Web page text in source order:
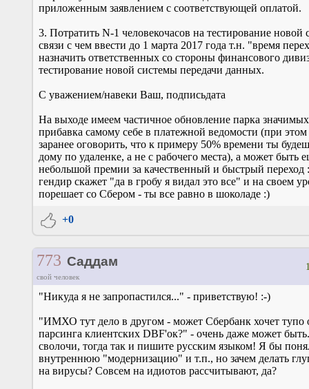
приложенным заявлением с соответствующей оплатой.
3. Потратить N-1 человекочасов на тестирование новой
связи с чем ввести до 1 марта 2017 года т.н. "время
назначить ответственных со стороны финансового
тестирование новой системы передачи данных.
С уважением/навеки Ваш, подписьдата
На выходе имеем частичное обновление парка
прибавка самому себе в платежной ведомости (при
заранее оговорить, что к примеру 50% времени ты
дому по удаленке, а не с рабочего места), а может быть
небольшой премии за качественный и быстрый переход
гендир скажет "да в гробу я видал это все" и на своем
порешает со Сбером - ты все равно в шоколаде :)
+0
773 Саддам
свой человек
"Никуда я не запропастился..." - приветствую! :-)
"ИМХО тут дело в другом - может Сбербанк хочет тупо
парсинга клиентских DBF'ок?" - очень даже может
сволочи, тогда так и пишите русским языком! Я бы
внутреннюю "модернизацию" и т.п., но зачем делать
на вирусы? Совсем на идиотов рассчитывают, да?